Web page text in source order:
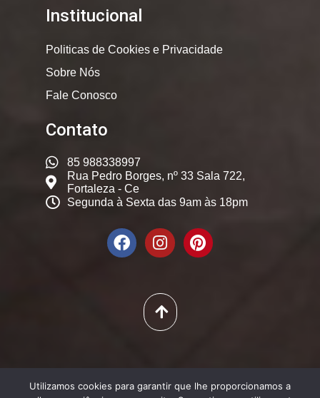
Institucional
Politicas de Cookies e Privacidade
Sobre Nós
Fale Conosco
Contato
85 988338997
Rua Pedro Borges, nº 33 Sala 722,
Fortaleza - Ce
Segunda à Sexta das 9am às 18pm
© 2025. Dicas Constantes,
Utilizamos cookies para garantir que lhe proporcionamos a